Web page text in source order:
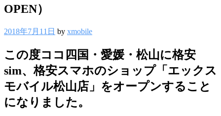
OPEN）
2018年7月11日 by xmobile
この度ココ四国・愛媛・松山に格安
sim、格安スマホのショップ「エックス
モバイル松山店」をオープンすること
になりました。